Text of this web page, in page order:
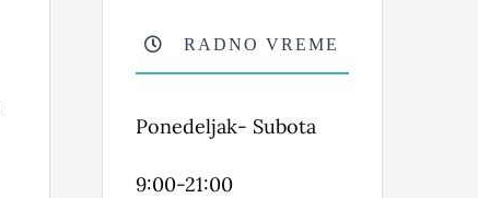
RADNO VREME
Ponedeljak- Subota
9:00-21:00